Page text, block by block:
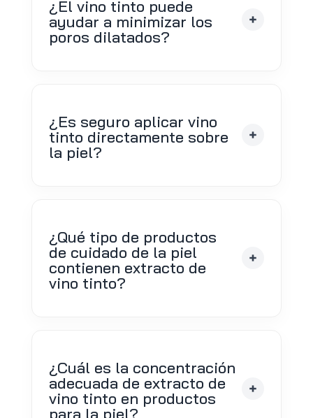
¿El vino tinto puede
ayudar a minimizar los
poros dilatados?
¿Es seguro aplicar vino
tinto directamente sobre
la piel?
¿Qué tipo de productos
de cuidado de la piel
contienen extracto de
vino tinto?
¿Cuál es la concentración
adecuada de extracto de
vino tinto en productos
para la piel?